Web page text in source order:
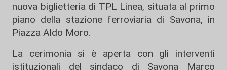
nuova biglietteria di TPL Linea, situata al primo
piano della stazione ferroviaria di Savona, in
Piazza Aldo Moro.
La cerimonia si è aperta con gli interventi
istituzionali del sindaco di Savona Marco